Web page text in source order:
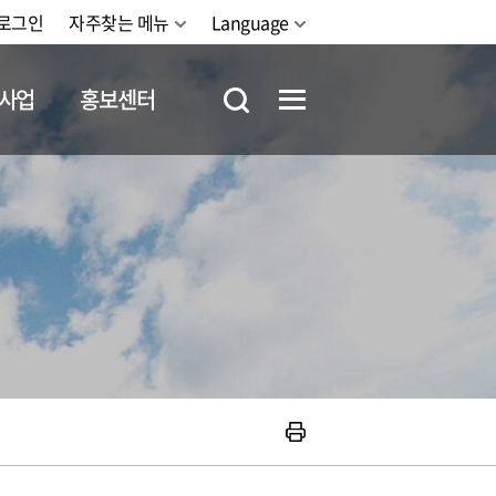
그인 자주찾는 메뉴 Language
업 홍보센터